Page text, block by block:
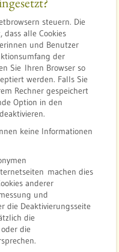
steuern. Die
alle Cookies
und Benutzer
der
Sie Ihren Browser so
werden. Falls Sie
Rechner gespeichert
Option in den
keine Informationen
machen dies
anderer
und
die Deaktivierungsseite
die
oder die